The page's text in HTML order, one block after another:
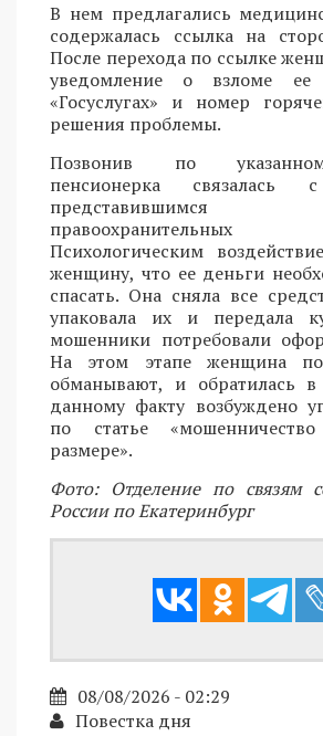
В нем предлагались
содержалась ссылка на
После перехода по ссылке
уведомление о взломе ее
«Госуслугах» и номер
решения проблемы.
Позвонив по
пенсионерка связалась
представившимся
Психологическим
женщину, что ее деньги
спасать. Она сняла все
упаковала их и передала
мошенники потребовали
На этом этапе женщина
обманывают, и обратилась
данному факту возбуждено
по статье
размере».
Фото: Отделение по
России по Екатеринбург
08/08/2026 - 02:29
Повестка дня